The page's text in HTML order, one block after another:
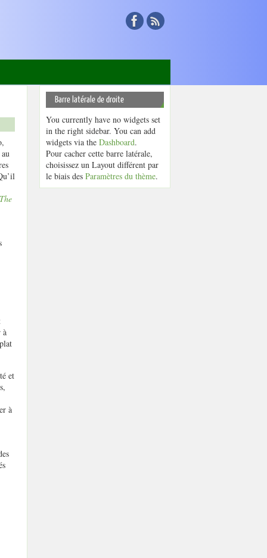
The
à
et
à
Barre latérale de droite
You currently have no widgets set
in the right sidebar. You can add
widgets via the Dashboard.
Pour cacher cette barre latérale,
choisissez un Layout différent par
le biais des Paramètres du thème.